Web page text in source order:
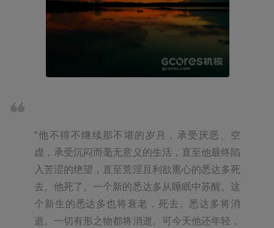
“他不得不继续那不堪的岁月，承受厌恶、空
虚，承受沉闷而毫无意义的生活，直至他最终陷
入苦涩的绝望，直至荒淫且利欲熏心的悉达多死
去。他死了。一个新的悉达多从睡眠中苏醒。这
个新生的悉达多也将衰老，死去。悉达多将消
逝。一切有形之物都将消逝。可今天他还年轻，